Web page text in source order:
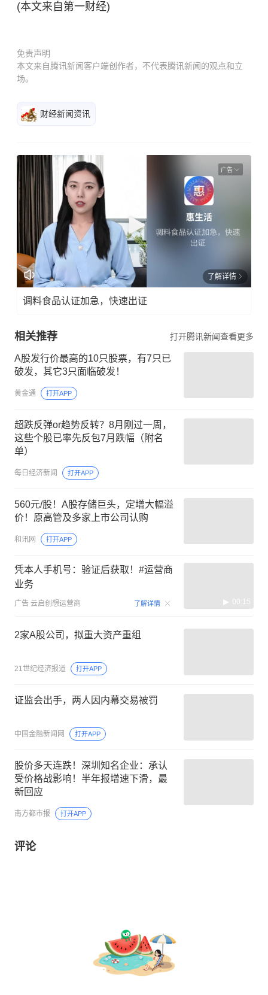
(本文来自第一财经)
免责声明
本文来自腾讯新闻客户端创作者，不代表腾讯新闻的观点和立
场。
财经新闻资讯
广告
了解详情
调料食品认证加急，快速出证
相关推荐 打开腾讯新闻查看更多
A股发行价最高的10只股票，有7只已
破发，其它3只面临破发！
黄金通 打开APP
超跌反弹or趋势反转？8月刚过一周，
这些个股已率先反包7月跌幅（附名
单）
每日经济新闻 打开APP
560元/股！A股存储巨头，定增大幅溢
价！原高管及多家上市公司认购
和讯网 打开APP
凭本人手机号：验证后获取！#运营商
业务
广告 云启创想运营商 了解详情 00:15
2家A股公司，拟重大资产重组
21世纪经济报道 打开APP
证监会出手，两人因内幕交易被罚
中国金融新闻网 打开APP
股价多天连跌！深圳知名企业：承认
受价格战影响！半年报增速下滑，最
新回应
南方都市报 打开APP
评论